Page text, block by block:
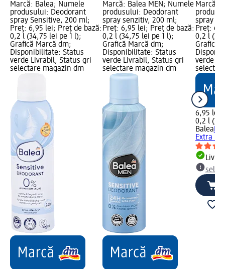
Marcă: Balea; Numele
produsului: Deodorant
spray Sensitive, 200 ml;
Preț: 6,95 lei; Preț de bază:
0,2 l (34,75 lei pe 1 l);
Grafică Marcă dm;
Disponibilitate: Status
verde Livrabil, Status gri
selectare magazin dm
Marcă: Balea MEN; Numele
produsului: Deodorant
spray senzitiv, 200 ml;
Preț: 6,95 lei; Preț de bază:
0,2 l (34,75 lei pe 1 l);
Grafică Marcă dm;
Disponibilitate: Status
verde Livrabil, Status gri
selectare magazin dm
Marcă:
spray
Preț:
0,2 l
Grafică
verde
6,95 lei
0,2 l
Balea
Extra